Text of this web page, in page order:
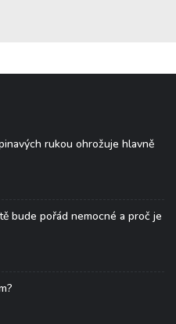
rukou ohrožuje hlavně
bude pořád nemocné a proč je